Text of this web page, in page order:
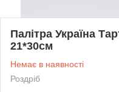
Палітра Україна
21*30см
Немає в наявності
Роздріб